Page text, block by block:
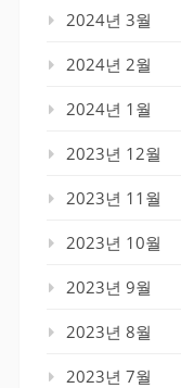
2024년 3월
2024년 2월
2024년 1월
2023년 12월
2023년 11월
2023년 10월
2023년 9월
2023년 8월
2023년 7월